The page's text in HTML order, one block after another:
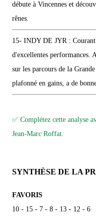
débute à Vincennes et
rênes.
15- INDY DE JYR :
d'excellentes performances.
sur les parcours de la
plafonné en gains, a de
✅ Complétez cette analyse
Jean-Marc Roffat.
SYNTHÈSE DE LA
FAVORIS
10 - 15 - 7 - 8 - 13 - 12 - 6